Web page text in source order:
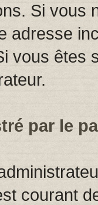
Si vous
adresse
vous êtes
par le
courant